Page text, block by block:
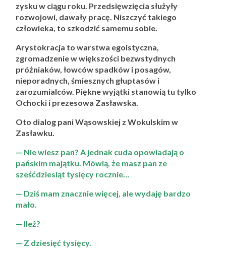
zysku w ciągu roku. Przedsięwzięcia służyły
rozwojowi, dawały pracę. Niszczyć takiego
człowieka, to szkodzić samemu sobie.
Arystokracja to warstwa egoistyczna,
zgromadzenie w większości bezwstydnych
próżniaków, łowców spadków i posagów,
nieporadnych, śmiesznych głuptasów i
zarozumialców. Piękne wyjątki stanowią tu tylko
Ochocki i prezesowa Zasławska.
Oto dialog pani Wąsowskiej z Wokulskim w
Zasławku.
— Nie wiesz pan? A jednak cuda opowiadają o
pańskim majątku. Mówią, że masz pan ze
sześćdziesiąt tysięcy rocznie…
— Dziś mam znacznie więcej, ale wydaję bardzo
mało.
— Ileż?
— Z dziesięć tysięcy.